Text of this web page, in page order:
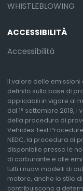
WHISTLEBLOWING
ACCESSIBILITÀ
Accessibilità
Il valore delle
definito sulla base di
applicabili in vigore al
dal 1° settembre 2018,
della procedura di
Vehicles Test
NEDC, la procedura di
disponibile presso le
di carburante e alle
tutti i nuovi modelli di
motore, anche lo stile
contribuiscono a